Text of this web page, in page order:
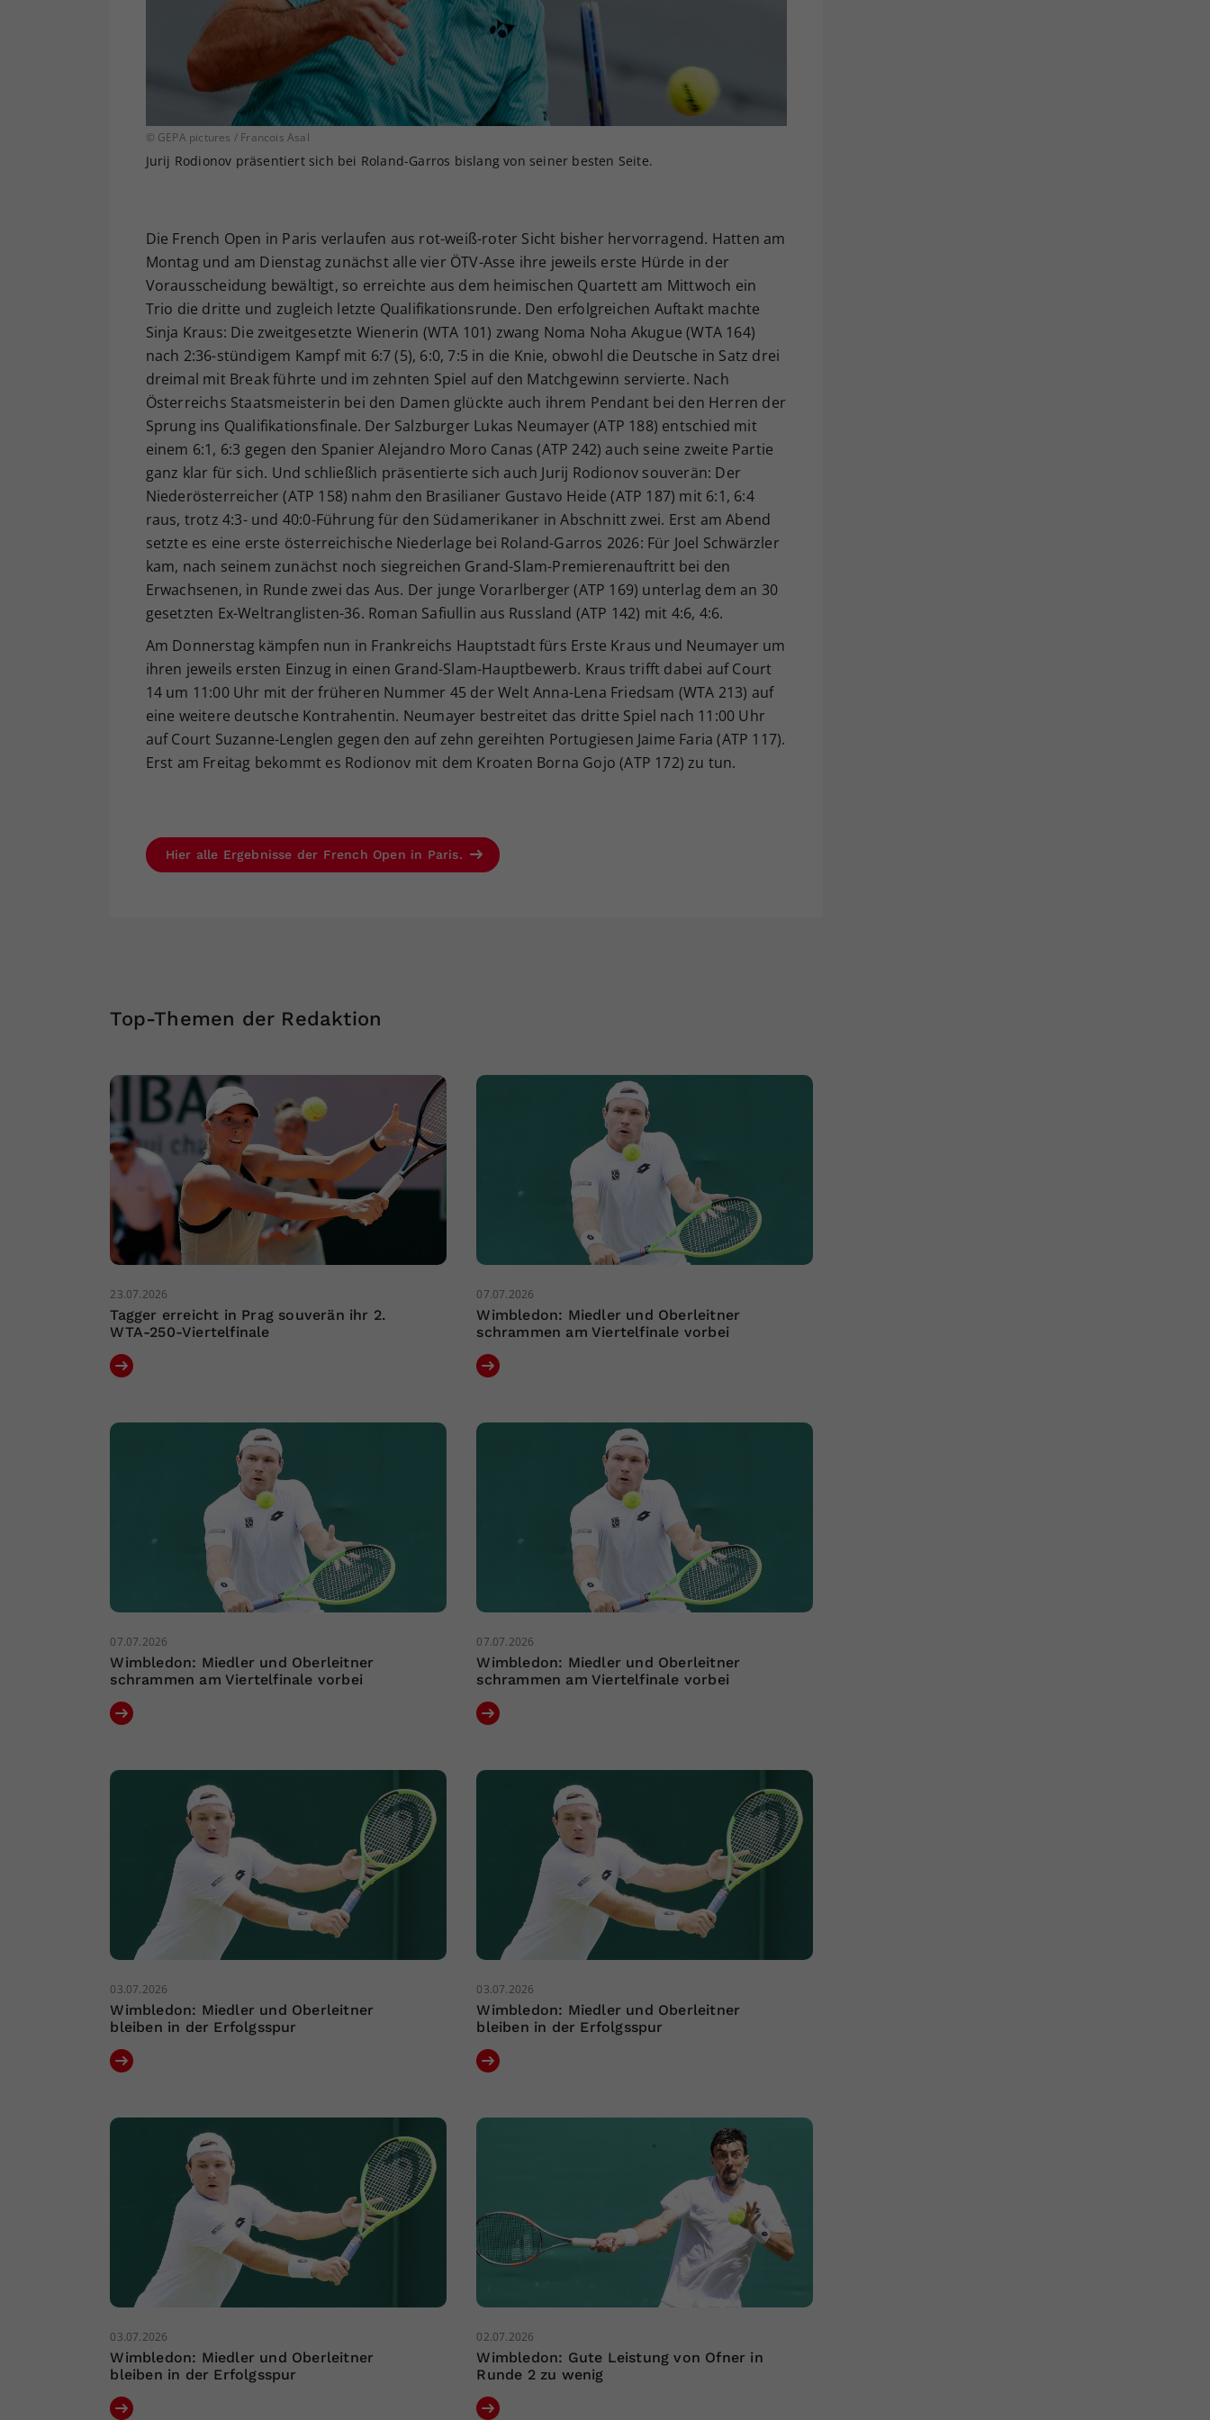
© GEPA pictures / Francois Asal
Jurij Rodionov präsentiert sich bei Roland-Garros bislang von seiner besten Seite.
Die French Open in Paris verlaufen aus rot-weiß-roter Sicht bisher hervorragend. Hatten am
Montag und am Dienstag zunächst alle vier ÖTV-Asse ihre jeweils erste Hürde in der
Vorausscheidung bewältigt, so erreichte aus dem heimischen Quartett am Mittwoch ein
Trio die dritte und zugleich letzte Qualifikationsrunde. Den erfolgreichen Auftakt machte
Sinja Kraus: Die zweitgesetzte Wienerin (WTA 101) zwang Noma Noha Akugue (WTA 164)
nach 2:36-stündigem Kampf mit 6:7 (5), 6:0, 7:5 in die Knie, obwohl die Deutsche in Satz drei
dreimal mit Break führte und im zehnten Spiel auf den Matchgewinn servierte. Nach
Österreichs Staatsmeisterin bei den Damen glückte auch ihrem Pendant bei den Herren der
Sprung ins Qualifikationsfinale. Der Salzburger Lukas Neumayer (ATP 188) entschied mit
einem 6:1, 6:3 gegen den Spanier Alejandro Moro Canas (ATP 242) auch seine zweite Partie
ganz klar für sich. Und schließlich präsentierte sich auch Jurij Rodionov souverän: Der
Niederösterreicher (ATP 158) nahm den Brasilianer Gustavo Heide (ATP 187) mit 6:1, 6:4
raus, trotz 4:3- und 40:0-Führung für den Südamerikaner in Abschnitt zwei. Erst am Abend
setzte es eine erste österreichische Niederlage bei Roland-Garros 2026: Für Joel Schwärzler
kam, nach seinem zunächst noch siegreichen Grand-Slam-Premierenauftritt bei den
Erwachsenen, in Runde zwei das Aus. Der junge Vorarlberger (ATP 169) unterlag dem an 30
gesetzten Ex-Weltranglisten-36. Roman Safiullin aus Russland (ATP 142) mit 4:6, 4:6.
Am Donnerstag kämpfen nun in Frankreichs Hauptstadt fürs Erste Kraus und Neumayer um
ihren jeweils ersten Einzug in einen Grand-Slam-Hauptbewerb. Kraus trifft dabei auf Court
14 um 11:00 Uhr mit der früheren Nummer 45 der Welt Anna-Lena Friedsam (WTA 213) auf
eine weitere deutsche Kontrahentin. Neumayer bestreitet das dritte Spiel nach 11:00 Uhr
auf Court Suzanne-Lenglen gegen den auf zehn gereihten Portugiesen Jaime Faria (ATP 117).
Erst am Freitag bekommt es Rodionov mit dem Kroaten Borna Gojo (ATP 172) zu tun.
Hier alle Ergebnisse der French Open in Paris.
Top-Themen der Redaktion
23.07.2026
Tagger erreicht in Prag souverän ihr 2.
WTA-250-Viertelfinale
07.07.2026
Wimbledon: Miedler und Oberleitner
schrammen am Viertelfinale vorbei
07.07.2026
Wimbledon: Miedler und Oberleitner
schrammen am Viertelfinale vorbei
07.07.2026
Wimbledon: Miedler und Oberleitner
schrammen am Viertelfinale vorbei
03.07.2026
Wimbledon: Miedler und Oberleitner
bleiben in der Erfolgsspur
03.07.2026
Wimbledon: Miedler und Oberleitner
bleiben in der Erfolgsspur
03.07.2026
Wimbledon: Miedler und Oberleitner
bleiben in der Erfolgsspur
02.07.2026
Wimbledon: Gute Leistung von Ofner in
Runde 2 zu wenig
Ihrer vorgenommen Einstellungen, falls der
Webseiten-Betreiber dies eingestellt hat.